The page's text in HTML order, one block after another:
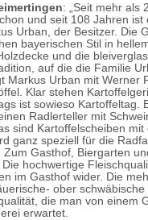
: „Seit mehr als
und seit 108 Jahren ist
Urban, der Besitzer. Die
bayerischen Stil in
und die
auf die die Familie
Markus Urban mit Werner
Klar stehen
ist sowieso Kartoffeltag.
Radlerteller mit
sind Kartoffelscheiben mit
ganz speziell für die
Zum Gasthof, Biergarten
hochwertige
im Gasthof wider. Die
ober
die man von einem
erwartet.